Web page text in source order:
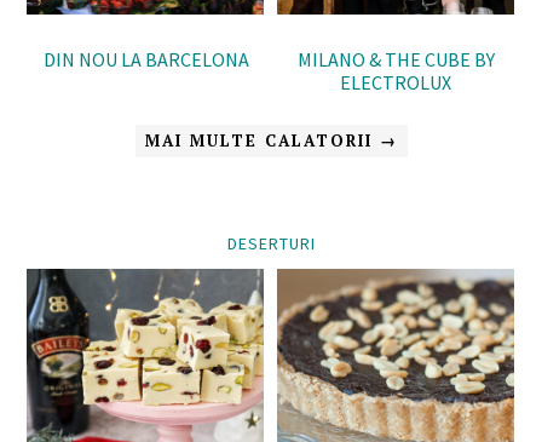
DIN NOU LA BARCELONA
MILANO & THE CUBE BY
ELECTROLUX
MAI MULTE CALATORII →
DESERTURI